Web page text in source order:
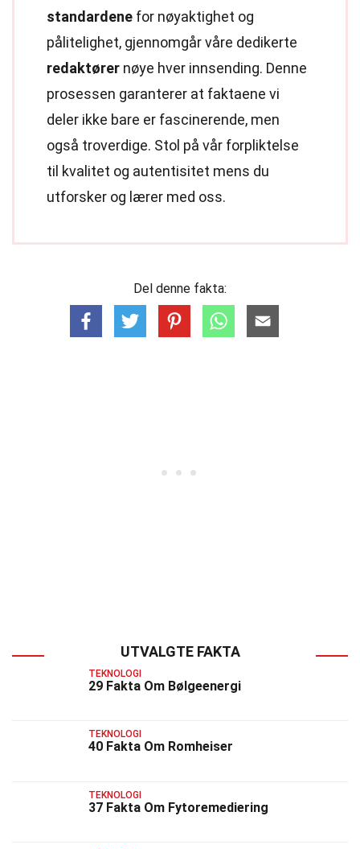
standardene for nøyaktighet og
pålitelighet, gjennomgår våre dedikerte
redaktører nøye hver innsending. Denne
prosessen garanterer at faktaene vi
deler ikke bare er fascinerende, men
også troverdige. Stol på vår forpliktelse
til kvalitet og autentisitet mens du
utforsker og lærer med oss.
Del denne fakta:
UTVALGTE FAKTA
TEKNOLOGI
29 Fakta Om Bølgeenergi
TEKNOLOGI
40 Fakta Om Romheiser
TEKNOLOGI
37 Fakta Om Fytoremediering